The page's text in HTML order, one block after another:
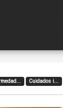
Cuidados i...